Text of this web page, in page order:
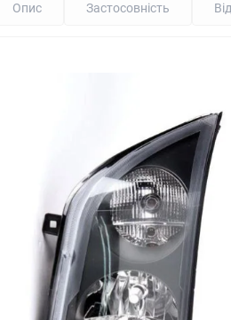
Опис Застосовність